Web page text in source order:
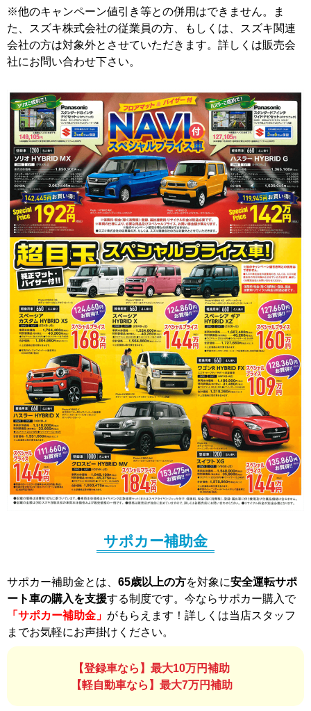
※他のキャンペーン値引き等との併用はできません。ま
た、スズキ株式会社の従業員の方、もしくは、スズキ関連
会社の方は対象外とさせていただきます。詳しくは販売会
社にお問い合わせ下さい。
サポカー補助金
サポカー補助金とは、 65歳以上の方を対象に安全運転サポ
ート車の購入を支援する制度です。今ならサポカー購入で
「サポカー補助金」 がもらえます！詳しくは当店スタッフ
までお気軽にお声掛けください。
【登録車なら】最大10万円補助
【軽自動車なら】最大7万円補助